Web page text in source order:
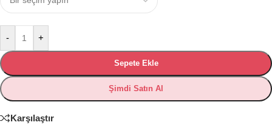
- +
Sepete Ekle
Şimdi Satın Al
Karşılaştır